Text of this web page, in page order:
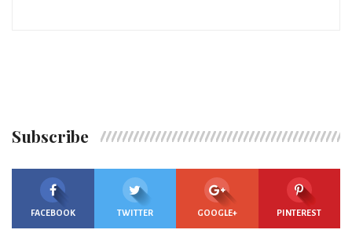
Subscribe
FACEBOOK TWITTER GOOGLE+ PINTEREST